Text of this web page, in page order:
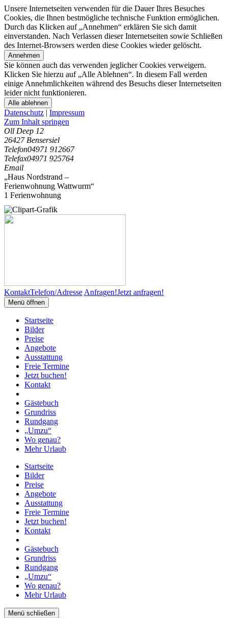
Unsere Internetseiten verwenden für die Dauer Ihres Besuches
Cookies, die Ihnen bestmögliche technische Funktion ermöglichen.
Durch das Klicken auf „Annehmen“ erklären Sie sich damit
einverstanden. Nach Verlassen dieser Internetseiten sowie Schließen
des Internet-Browsers werden diese Cookies wieder gelöscht.
Annehmen
Sie können auch das verwenden jeglicher Cookies verweigern.
Klicken Sie hierzu auf „Alle Ablehnen“. In diesem Fall werden
einige Annehmlichkeiten während des Besuchs dieser Internetseiten
leider nicht funktionieren.
Alle ablehnen
Datenschutz | Impressum
Zum Inhalt springen
Oll Deep 12
26427 Bensersiel
Telefon04971 912667
Telefax04971 925764
Email
„Haus Nordstrand –
Ferienwohnung Wattwurm“
1 Ferienwohnung
KontaktTelefon/Adresse Anfragen!Jetzt anfragen!
Menü öffnen
Startseite
Bilder
Preise
Angebote
Ausstattung
Freie Termine
Jetzt buchen!
Kontakt
Gästebuch
Grundriss
Rundgang
„Umzu“
Wo genau?
Mehr Urlaub
Startseite
Bilder
Preise
Angebote
Ausstattung
Freie Termine
Jetzt buchen!
Kontakt
Gästebuch
Grundriss
Rundgang
„Umzu“
Wo genau?
Mehr Urlaub
Menü schließen